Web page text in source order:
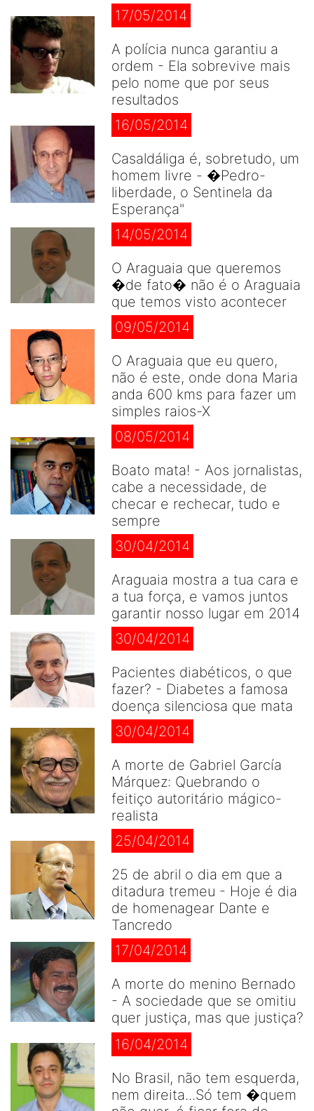
17/05/2014
A polícia nunca garantiu a
ordem - Ela sobrevive mais
pelo nome que por seus
resultados
16/05/2014
Casaldáliga é, sobretudo, um
homem livre - �Pedro-
liberdade, o Sentinela da
Esperança"
14/05/2014
O Araguaia que queremos
�de fato� não é o Araguaia
que temos visto acontecer
09/05/2014
O Araguaia que eu quero,
não é este, onde dona Maria
anda 600 kms para fazer um
simples raios-X
08/05/2014
Boato mata! - Aos jornalistas,
cabe a necessidade, de
checar e rechecar, tudo e
sempre
30/04/2014
Araguaia mostra a tua cara e
a tua força, e vamos juntos
garantir nosso lugar em 2014
30/04/2014
Pacientes diabéticos, o que
fazer? - Diabetes a famosa
doença silenciosa que mata
30/04/2014
A morte de Gabriel García
Márquez: Quebrando o
feitiço autoritário mágico-
realista
25/04/2014
25 de abril o dia em que a
ditadura tremeu - Hoje é dia
de homenagear Dante e
Tancredo
17/04/2014
A morte do menino Bernado
- A sociedade que se omitiu
quer justiça, mas que justiça?
16/04/2014
No Brasil, não tem esquerda,
nem direita...Só tem �quem